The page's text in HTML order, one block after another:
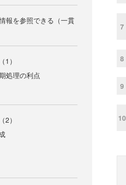
報を参照できる（一貫
）
処理の利点
）
7
8
9
10